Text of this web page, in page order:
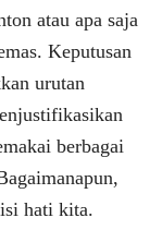
atau apa saja
Keputusan
urutan
berbagai
hati kita.